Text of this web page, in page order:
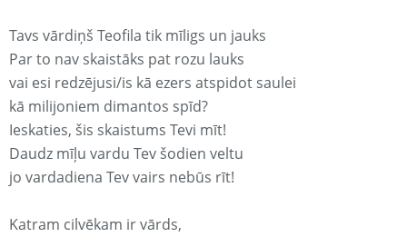
Tavs vārdiņš Teofila tik mīligs un jauks
Par to nav skaistāks pat rozu lauks
vai esi redzējusi/is kā ezers atspidot saulei
kā milijoniem dimantos spīd?
Ieskaties, šis skaistums Tevi mīt!
Daudz mīļu vardu Tev šodien veltu
jo vardadiena Tev vairs nebūs rīt!
Katram cilvēkam ir vārds,